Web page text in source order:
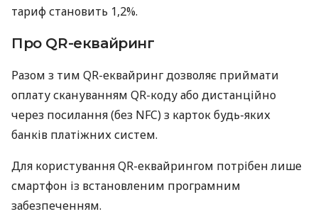
тариф становить 1,2%.
Про QR-еквайринг
Разом з тим QR-еквайринг дозволяє приймати
оплату скануванням QR-коду або дистанційно
через посилання (без NFC) з карток будь-яких
банків платіжних систем.
Для користування QR-еквайрингом потрібен лише
смартфон із встановленим програмним
забезпеченням.